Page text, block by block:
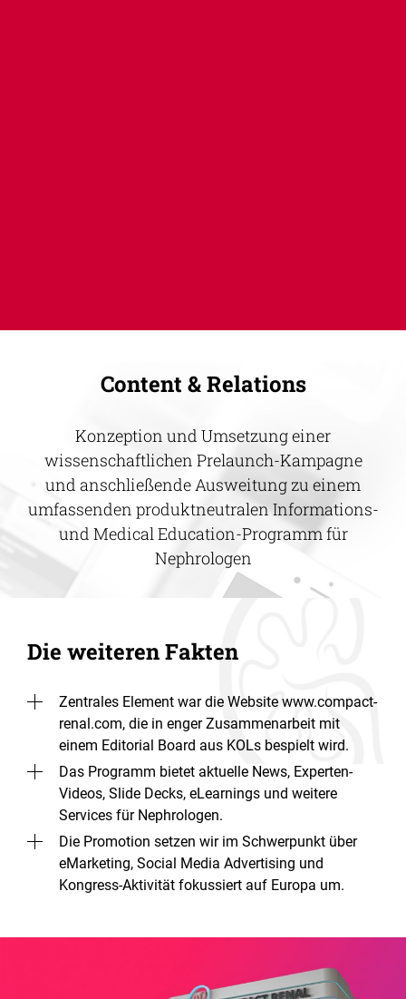
Content & Relations
Konzeption und Umsetzung einer
wissenschaftlichen Prelaunch-Kampagne
und anschließende Ausweitung zu einem
umfassenden produktneutralen Informations-
und Medical Education-Programm für
Nephrologen
Die weiteren Fakten
Zentrales Element war die Website www.compact-
renal.com, die in enger Zusammenarbeit mit
einem Editorial Board aus KOLs bespielt wird.
Das Programm bietet aktuelle News, Experten-
Videos, Slide Decks, eLearnings und weitere
Services für Nephrologen.
Die Promotion setzen wir im Schwerpunkt über
eMarketing, Social Media Advertising und
Kongress-Aktivität fokussiert auf Europa um.